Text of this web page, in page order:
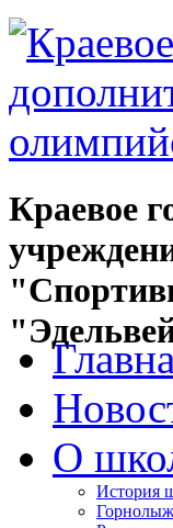
Краевое
О
История